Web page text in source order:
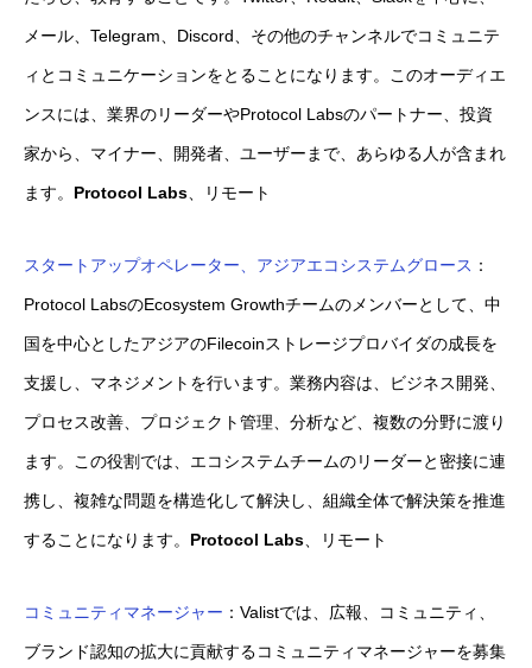
メール、Telegram、Discord、その他のチャンネルでコミュニテ
ィとコミュニケーションをとることになります。このオーディエ
ンスには、業界のリーダーやProtocol Labsのパートナー、投資
家から、マイナー、開発者、ユーザーまで、あらゆる人が含まれ
ます。 Protocol Labs 、リモート
スタートアップオペレーター、アジアエコシステムグロース ：
Protocol LabsのEcosystem Growthチームのメンバーとして、中
国を中心としたアジアのFilecoinストレージプロバイダの成長を
支援し、マネジメントを行います。業務内容は、ビジネス開発、
プロセス改善、プロジェクト管理、分析など、複数の分野に渡り
ます。この役割では、エコシステムチームのリーダーと密接に連
携し、複雑な問題を構造化して解決し、組織全体で解決策を推進
することになります。 Protocol Labs 、リモート
コミュニティマネージャー ：Valistでは、広報、コミュニティ、
ブランド認知の拡大に貢献するコミュニティマネージャーを募集